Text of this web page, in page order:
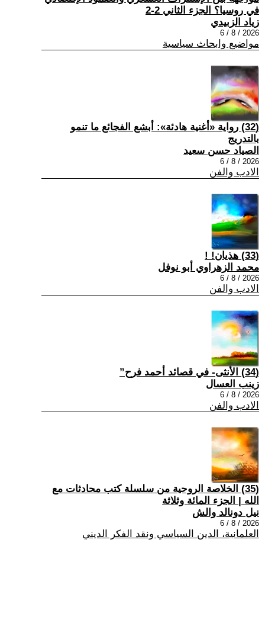
في روسيا؟ الجزء الثاني 2-2
زياد الزبيدي
2026 / 8 / 6
مواضيع وابحاث سياسية
(32) رواية «أغنية هادئة»: أبشع الفجائع ما تنمو
بالتدريج
الصياد حسن سعيد
2026 / 8 / 6
الادب والفن
(33) هذيان! !
محمد الزهراوي أبو نوفل
2026 / 8 / 6
الادب والفن
(34) الأنثى- في قصائد أحمد فرح”
زينب العسال
2026 / 8 / 6
الادب والفن
(35) الخلاصة الروحية من سلسلة كتب محادثات مع
الله | الجزء المائة وثلاثة
نيل دونالد والش
2026 / 8 / 6
العلمانية، الدين السياسي ونقد الفكر الديني